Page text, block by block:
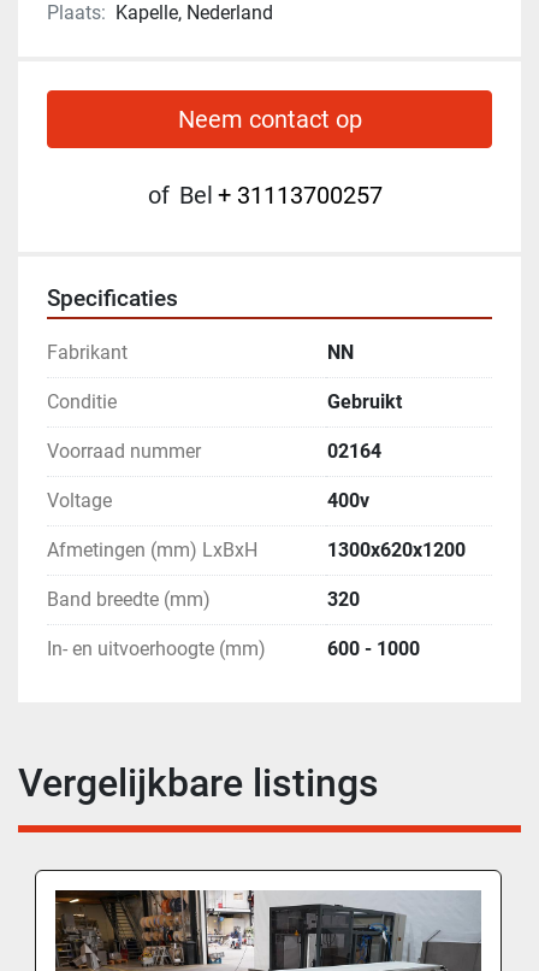
Plaats: Kapelle, Nederland
Neem contact op
of Bel + 31113700257
Specificaties
Fabrikant NN
Conditie Gebruikt
Voorraad nummer 02164
Voltage 400v
Afmetingen (mm) LxBxH 1300x620x1200
Band breedte (mm) 320
In- en uitvoerhoogte (mm) 600 - 1000
Vergelijkbare listings